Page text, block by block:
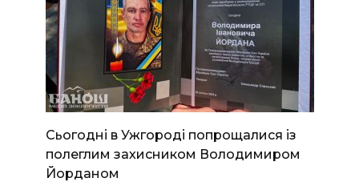
Сьогодні в Ужгороді попрощалися із
полеглим захисником Володимиром
Йорданом